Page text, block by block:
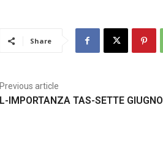
Share
Previous article
L-IMPORTANZA TAS-SETTE GIUGNO